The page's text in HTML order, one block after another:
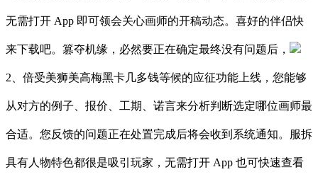
无需打开 App 即可领会关心画师的开稿动态。喜好的伴侣快
来下载吧。篡夺机缘，必然要正在确定最终没有问题后，
2、倍受美狮美高梅黑卡几多钱等候的应征功能上线，您能够
从对方的例子、报价、工期、诺言来分析判断选定哪位画师最
合适。您反馈的问题正在处置完成后将会收到系统通知。服拆
具有人物特色都很是吸引玩家，无需打开 App 也可快速查看